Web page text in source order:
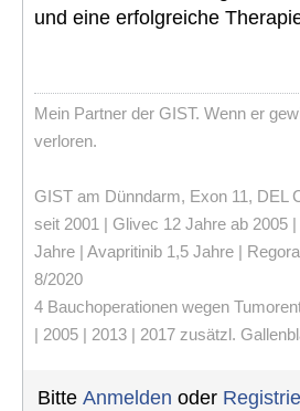
und eine erfolgreiche
Mein Partner der GIST. Wenn er
verloren.
GIST am Dünndarm, Exon 11, DEL
seit 2001 | Glivec 12 Jahre ab 2005
Jahre | Avapritinib 1,5 Jahre |
8/2020
4 Bauchoperationen wegen
| 2005 | 2013 | 2017 zusätzl.
Bitte Anmelden oder